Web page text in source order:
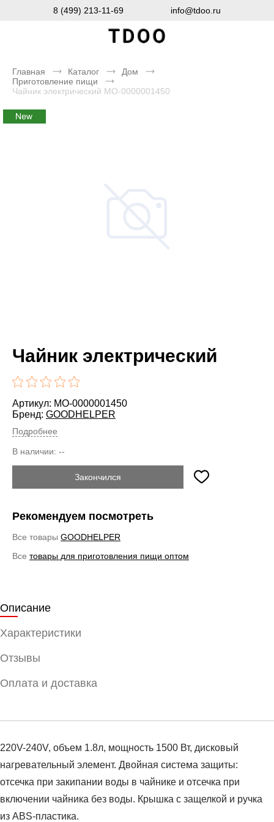
8 (499) 213-11-69 info@tdoo.ru
Главная Каталог
Дом
Приготовление пищи
Чайник электрический MO-0000001450
Чайник электрический
Артикул: MO-0000001450
Бренд: GOODHELPER
Подробнее
В наличии: --
Закончился
Рекомендуем посмотреть
Все товары GOODHELPER
Все товары для приготовления пищи оптом
Описание
Характеристики
Отзывы
Оплата и доставка
220V-240V, объем 1.8л, мощность 1500 Вт, дисковый
нагревательный элемент. Двойная система защиты:
отсечка при закипании воды в чайнике и отсечка при
включении чайника без воды. Крышка с защелкой и ручка
из ABS-пластика.